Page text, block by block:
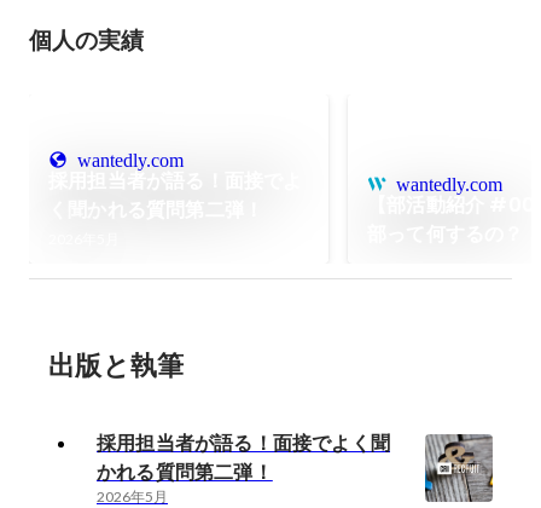
個人の実績
wantedly.com
wantedly.com
出版と執筆
採用担当者が語る！面接でよく聞
かれる質問第二弾！
2026年5月